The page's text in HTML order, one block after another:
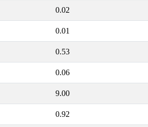
0.02
0.01
0.53
0.06
9.00
0.92